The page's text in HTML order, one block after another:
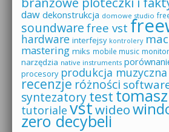
daw dekonstrukcja domowe studio
soundware free vst
hardware interfejsy kontrolery
mastering miks mobile music
narzędzia native instruments
procesory produkcja muzyczna
recenzje różności
syntezatorytest
tutoriale vstwideo
zero decybeli